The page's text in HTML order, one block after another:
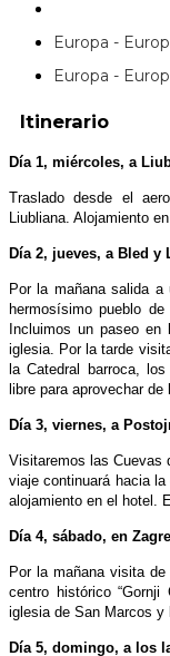
Europa -
Europa -
Itinerario
Día 1, miércoles, a
Traslado desde el
Liubliana. Alojamiento
Día 2, jueves, a Bled y
Por la mañana salida
hermosísimo pueblo
Incluimos un paseo
iglesia. Por la tarde
la Catedral barroca,
libre para aprovechar de
Día 3, viernes, a
Visitaremos las Cuevas
viaje continuará hacia
alojamiento en el hotel.
Día 4, sábado, en
Por la mañana visita
centro histórico
iglesia de San Marcos y
Día 5, domingo, a los